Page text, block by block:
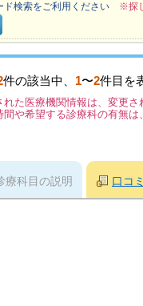
ド検索をご利用ください ※探
件の該当中、 1〜2件目を
た医療機関情報は、変更さ
間や希望する診療科の有無は
療科目の説明 口コ